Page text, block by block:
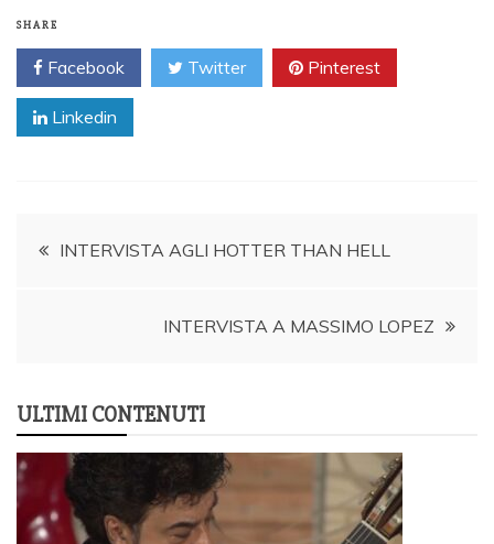
SHARE
Facebook Twitter Pinterest
Linkedin
PostINTERVISTA AGLI HOTTER THAN HELL
INTERVISTA A MASSIMO LOPEZ
ULTIMI CONTENUTI